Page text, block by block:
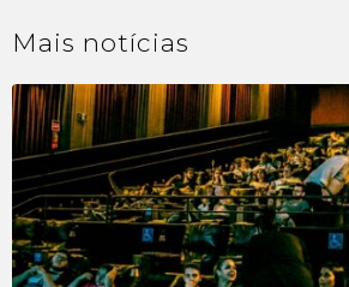
Mais notícias